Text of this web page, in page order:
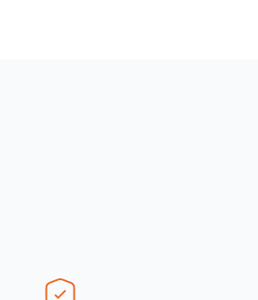
235/55 R19 101Y Ecsta PS71 2026